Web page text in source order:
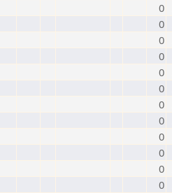
0
0
0
0
0
0
0
0
0
0
0
0